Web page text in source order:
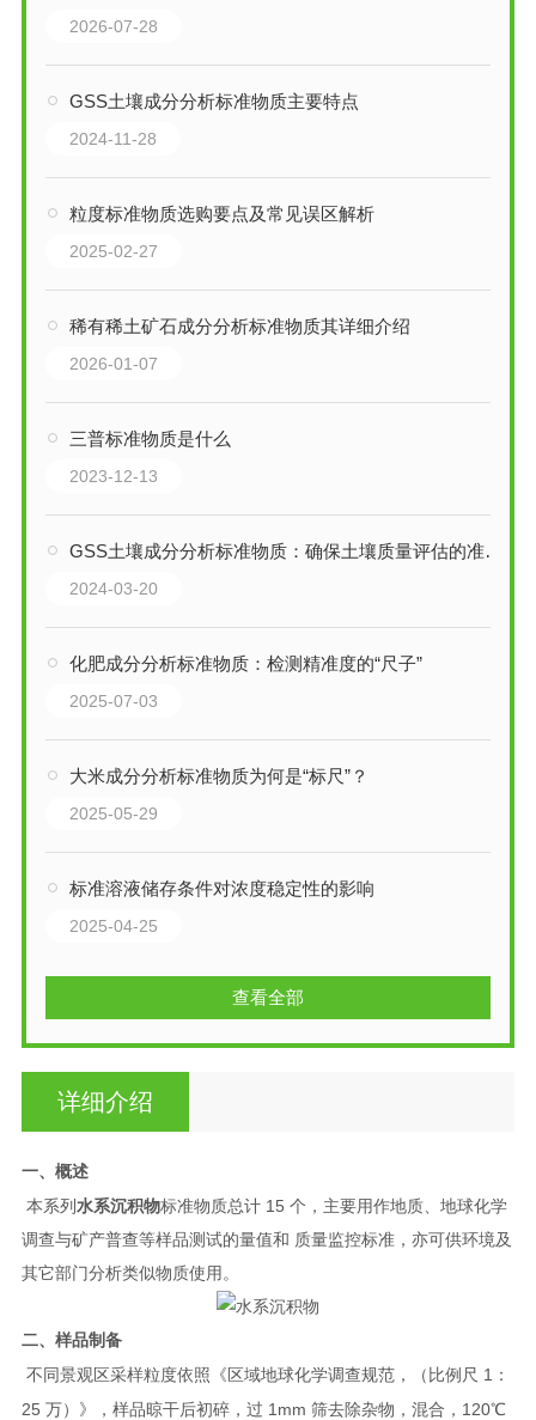
2026-07-28
GSS土壤成分分析标准物质主要特点
2024-11-28
粒度标准物质选购要点及常见误区解析
2025-02-27
稀有稀土矿石成分分析标准物质其详细介绍
2026-01-07
三普标准物质是什么
2023-12-13
GSS土壤成分分析标准物质：确保土壤质量评估的准确性
2024-03-20
化肥成分分析标准物质：检测精准度的“尺子”
2025-07-03
大米成分分析标准物质为何是“标尺”？
2025-05-29
标准溶液储存条件对浓度稳定性的影响
2025-04-25
查看全部
详细介绍
一、概述
本系列 水系沉积物标准物质总计 15 个，主要用作地质、地球化学
调查与矿产普查等样品测试的量值和 质量监控标准，亦可供环境及
其它部门分析类似物质使用。
二、样品制备
不同景观区采样粒度依照《区域地球化学调查规范，（比例尺 1 ：
25 万）》，样品晾干后初碎，过 1mm 筛去除杂物，混合， 120℃